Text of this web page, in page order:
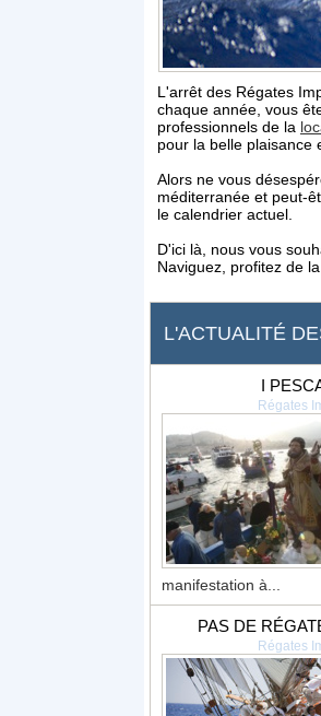
L'arrêt des Régates
chaque année, vous
professionnels de la
pour la belle plaisance
Alors ne vous
méditerranée et peut-
le calendrier actuel.
D'ici là, nous vous
Naviguez, profitez de
L'ACTUALITÉ
I
Régates
manifestation à...
PAS DE
Régates